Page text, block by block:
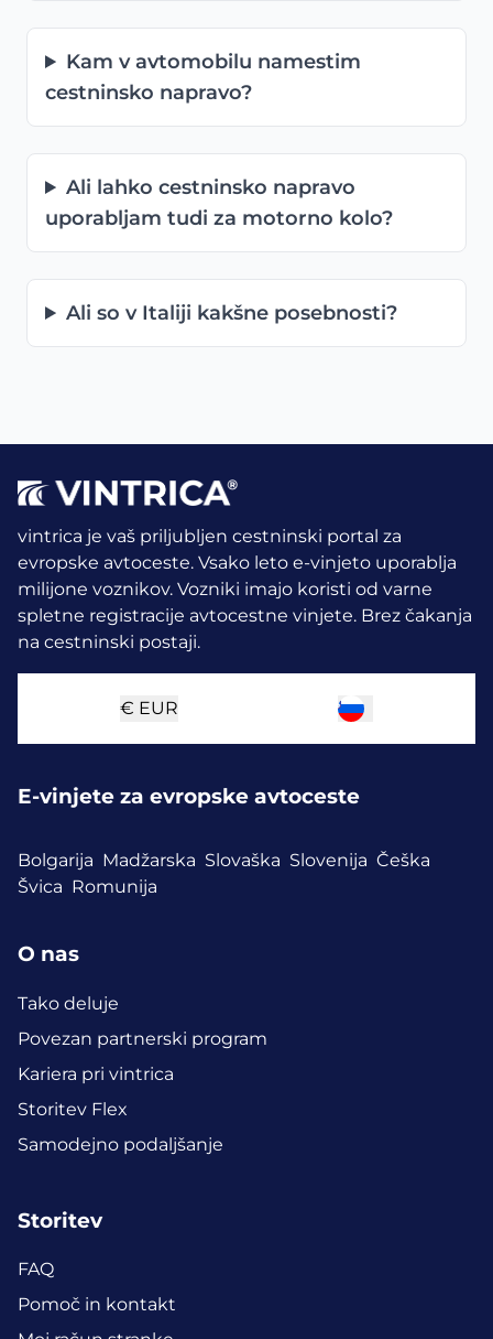
Kam v avtomobilu namestim
cestninsko napravo?
Ali lahko cestninsko napravo
uporabljam tudi za motorno kolo?
Ali so v Italiji kakšne posebnosti?
vintrica je vaš priljubljen cestninski portal za
evropske avtoceste. Vsako leto e-vinjeto uporablja
milijone voznikov. Vozniki imajo koristi od varne
spletne registracije avtocestne vinjete. Brez čakanja
na cestninski postaji.
€ EUR
E-vinjete za evropske avtoceste
Bolgarija Madžarska Slovaška Slovenija Češka
Švica Romunija
O nas
Tako deluje
Povezan partnerski program
Kariera pri vintrica
Storitev Flex
Samodejno podaljšanje
Storitev
FAQ
Pomoč in kontakt